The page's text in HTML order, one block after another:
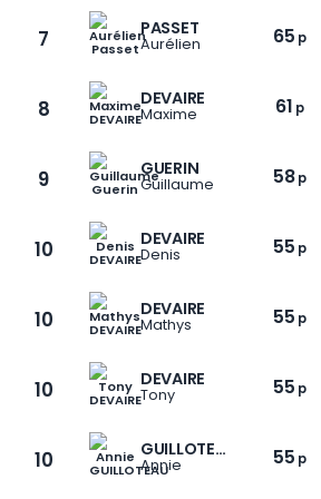
1 / 6
7 PASSET
Aurélien 65 p
8 DEVAIRE
Maxime 61 p
9 GUERIN
Guillaume 58 p
10 DEVAIRE
Denis 55 p
10 DEVAIRE
Mathys 55 p
10 DEVAIRE
Tony 55 p
10 GUILLOTEAU
Annie 55 p